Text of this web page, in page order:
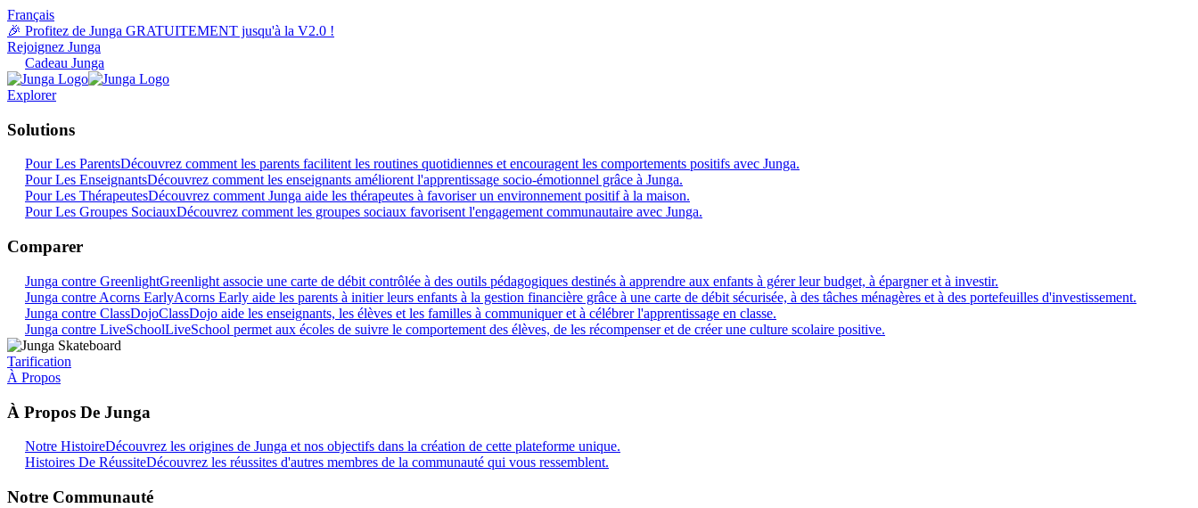
Français
🎉 Profitez de Junga GRATUITEMENT jusqu'à la V2.0 !
Rejoignez Junga
Cadeau Junga
Explorer
Solutions
Pour Les ParentsDécouvrez comment les parents facilitent les routines quotidiennes et encouragent les comportements positifs avec Junga.
Pour Les EnseignantsDécouvrez comment les enseignants améliorent l'apprentissage socio-émotionnel grâce à Junga.
Pour Les ThérapeutesDécouvrez comment Junga aide les thérapeutes à favoriser un environnement positif à la maison.
Pour Les Groupes SociauxDécouvrez comment les groupes sociaux favorisent l'engagement communautaire avec Junga.
Comparer
Junga contre GreenlightGreenlight associe une carte de débit contrôlée à des outils pédagogiques destinés à apprendre aux enfants à gérer leur budget, à épargner et à investir.
Junga contre Acorns EarlyAcorns Early aide les parents à initier leurs enfants à la gestion financière grâce à une carte de débit sécurisée, à des tâches ménagères et à des portefeuilles d'investissement.
Junga contre ClassDojoClassDojo aide les enseignants, les élèves et les familles à communiquer et à célébrer l'apprentissage en classe.
Junga contre LiveSchoolLiveSchool permet aux écoles de suivre le comportement des élèves, de les récompenser et de créer une culture scolaire positive.
Tarification
À Propos
À Propos De Junga
Notre HistoireDécouvrez les origines de Junga et nos objectifs dans la création de cette plateforme unique.
Histoires De RéussiteDécouvrez les réussites d'autres membres de la communauté qui vous ressemblent.
Notre Communauté